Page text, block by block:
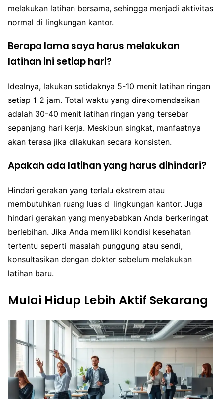
melakukan latihan bersama, sehingga menjadi aktivitas
normal di lingkungan kantor.
Berapa lama saya harus melakukan
latihan ini setiap hari?
Idealnya, lakukan setidaknya 5-10 menit latihan ringan
setiap 1-2 jam. Total waktu yang direkomendasikan
adalah 30-40 menit latihan ringan yang tersebar
sepanjang hari kerja. Meskipun singkat, manfaatnya
akan terasa jika dilakukan secara konsisten.
Apakah ada latihan yang harus dihindari?
Hindari gerakan yang terlalu ekstrem atau
membutuhkan ruang luas di lingkungan kantor. Juga
hindari gerakan yang menyebabkan Anda berkeringat
berlebihan. Jika Anda memiliki kondisi kesehatan
tertentu seperti masalah punggung atau sendi,
konsultasikan dengan dokter sebelum melakukan
latihan baru.
Mulai Hidup Lebih Aktif Sekarang